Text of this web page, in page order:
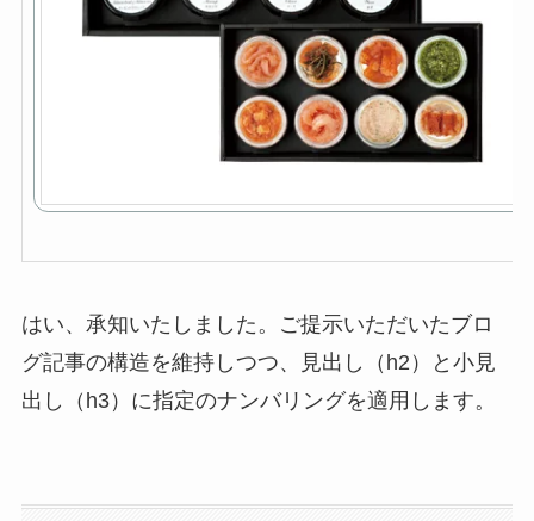
はい、承知いたしました。ご提示いただいたブロ
グ記事の構造を維持しつつ、見出し（h2）と小見
出し（h3）に指定のナンバリングを適用します。